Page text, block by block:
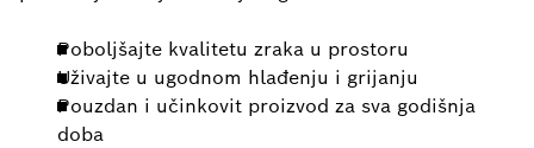
Poboljšajte kvalitetu zraka u prostoru
Uživajte u ugodnom hlađenju i grijanju
Pouzdan i učinkovit proizvod za sva godišnja
doba